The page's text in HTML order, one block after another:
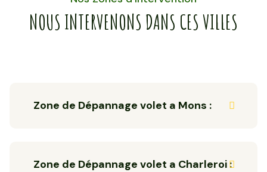
NOUS INTERVENONS DANS CES VILLES
Zone de Dépannage volet a Mons :
Zone de Dépannage volet a Charleroi :